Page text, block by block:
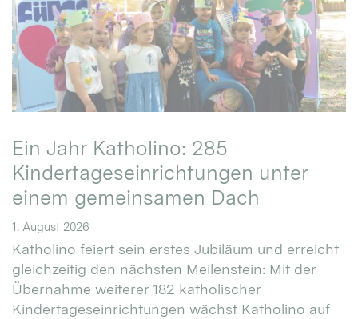
Ein Jahr Katholino: 285
Kindertageseinrichtungen unter
einem gemeinsamen Dach
1. August 2026
Katholino feiert sein erstes Jubiläum und erreicht
gleichzeitig den nächsten Meilenstein: Mit der
Übernahme weiterer 182 katholischer
Kindertageseinrichtungen wächst Katholino auf